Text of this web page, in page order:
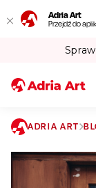
Adria Art
Przejdź do
ADRIA ART